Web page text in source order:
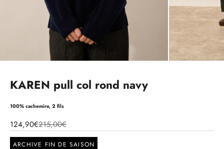
KAREN pull col rond navy
100% cachemire, 2 fils
124,90€215,00€
ARCHIVE FIN DE SAISON